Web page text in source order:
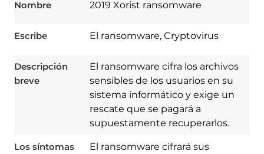
Nombre 2019 Xorist ransomware
Escribe El ransomware, Cryptovirus
Descripción
breve
El ransomware cifra los archivos
sensibles de los usuarios en su
sistema informático y exige un
rescate que se pagará a
supuestamente recuperarlos.
Los síntomas
El ransomware cifrará sus